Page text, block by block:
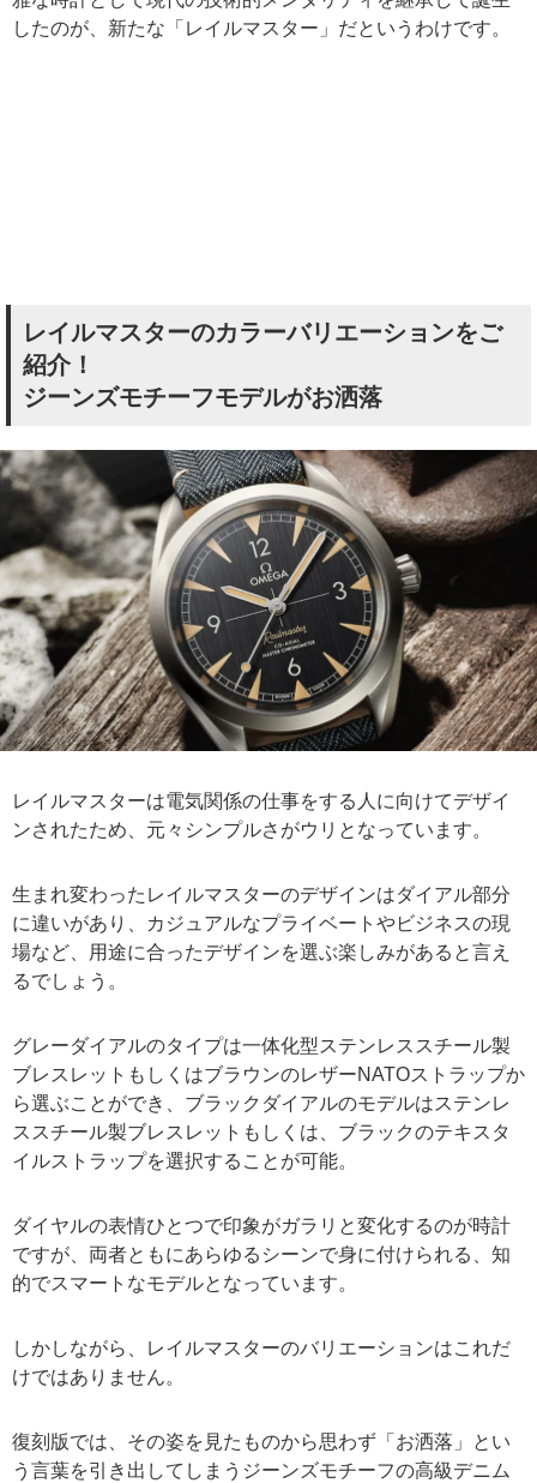
したのが、新たな「レイルマスター」だというわけです。
レイルマスターのカラーバリエーションをご
紹介！
ジーンズモチーフモデルがお洒落
レイルマスターは電気関係の仕事をする人に向けてデザイ
ンされたため、元々シンプルさがウリとなっています。
生まれ変わったレイルマスターのデザインはダイアル部分
に違いがあり、カジュアルなプライベートやビジネスの現
場など、用途に合ったデザインを選ぶ楽しみがあると言え
るでしょう。
グレーダイアルのタイプは一体化型ステンレススチール製
ブレスレットもしくはブラウンのレザーNATOストラップか
ら選ぶことができ、ブラックダイアルのモデルはステンレ
ススチール製ブレスレットもしくは、ブラックのテキスタ
イルストラップを選択することが可能。
ダイヤルの表情ひとつで印象がガラリと変化するのが時計
ですが、両者ともにあらゆるシーンで身に付けられる、知
的でスマートなモデルとなっています。
しかしながら、レイルマスターのバリエーションはこれだ
けではありません。
復刻版では、その姿を見たものから思わず「お洒落」とい
う言葉を引き出してしまうジーンズモチーフの高級デニム